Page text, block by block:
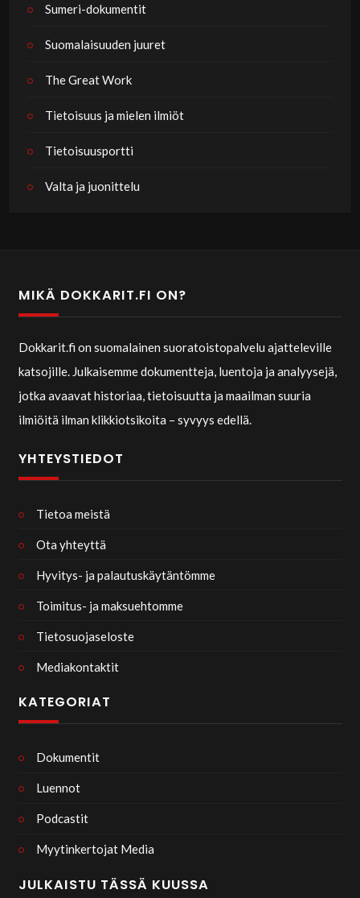
Sumeri-dokumentit
Suomalaisuuden juuret
The Great Work
Tietoisuus ja mielen ilmiöt
Tietoisuusportti
Valta ja juonittelu
MIKÄ DOKKARIT.FI ON?
Dokkarit.fi on suomalainen suoratoistopalvelu ajatteleville
katsojille. Julkaisemme dokumentteja, luentoja ja analyysejä,
jotka avaavat historiaa, tietoisuutta ja maailman suuria
ilmiöitä ilman klikkiotsikoita – syvyys edellä.
YHTEYSTIEDOT
Tietoa meistä
Ota yhteyttä
Hyvitys- ja palautuskäytäntömme
Toimitus- ja maksuehtomme
Tietosuojaseloste
Mediakontaktit
KATEGORIAT
Dokumentit
Luennot
Podcastit
Myytinkertojat Media
JULKAISTU TÄSSÄ KUUSSA